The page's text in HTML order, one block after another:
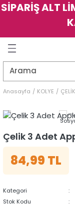
SİPARİŞ ALT
Anasayfa KOLYE
Çelik 3 Adet
84,99 TL
Kategori
Stok Kodu